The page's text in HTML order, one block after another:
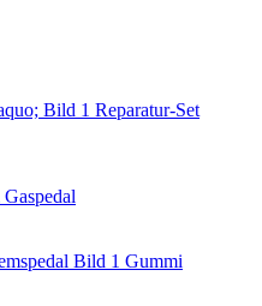
Reparatur-Set
Gummi